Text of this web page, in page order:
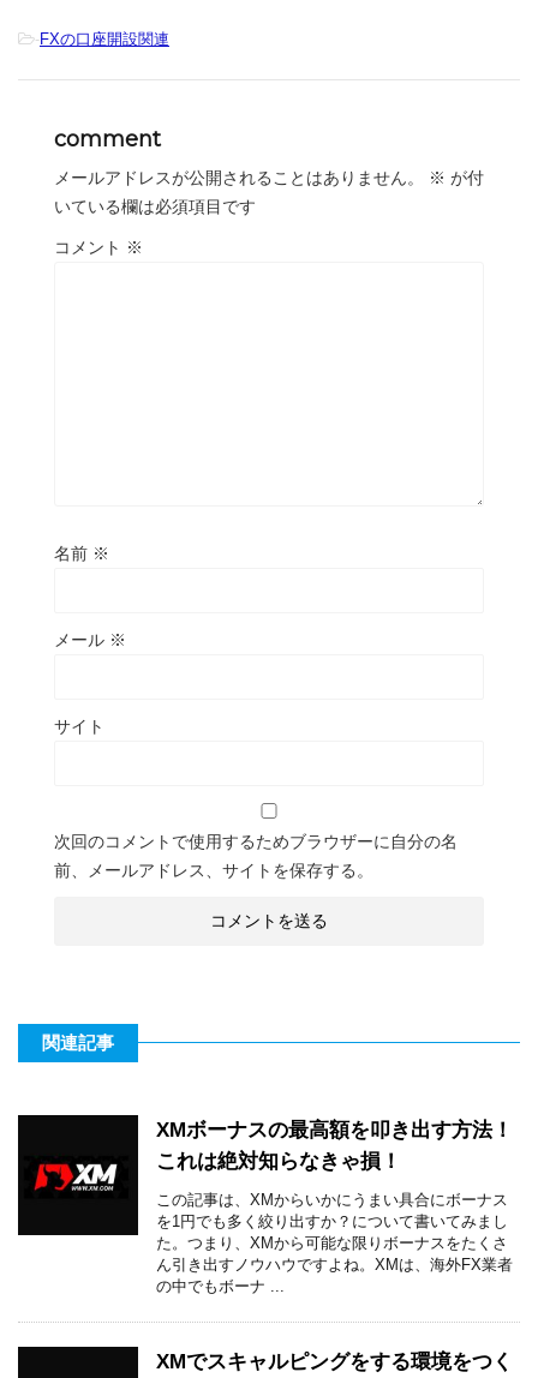
-FXの口座開設関連
comment
メールアドレスが公開されることはありません。 ※ が付
いている欄は必須項目です
コメント ※
名前 ※
メール ※
サイト
次回のコメントで使用するためブラウザーに自分の名
前、メールアドレス、サイトを保存する。
関連記事
XMボーナスの最高額を叩き出す方法！
これは絶対知らなきゃ損！
この記事は、XMからいかにうまい具合にボーナス
を1円でも多く絞り出すか？について書いてみまし
た。つまり、XMから可能な限りボーナスをたくさ
ん引き出すノウハウですよね。XMは、海外FX業者
の中でもボーナ ...
XMでスキャルピングをする環境をつく